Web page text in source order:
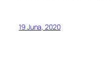
19 Juna, 2020